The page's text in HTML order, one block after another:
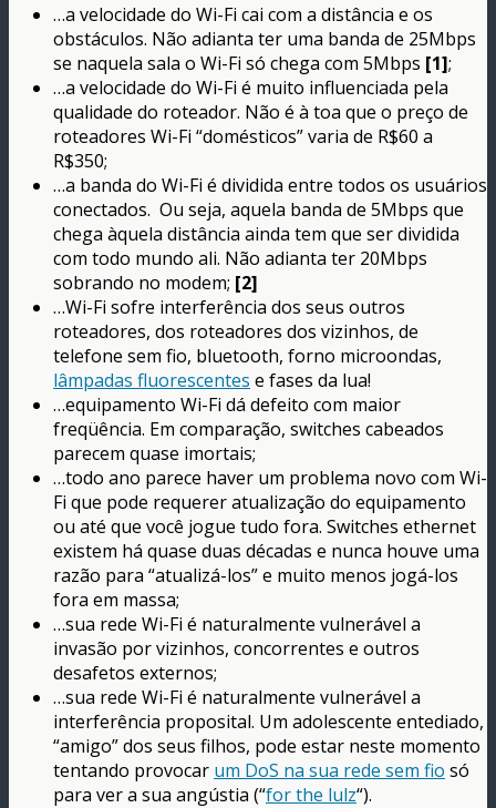
…a velocidade do Wi-Fi cai com a distância e os
obstáculos. Não adianta ter uma banda de 25Mbps
se naquela sala o Wi-Fi só chega com 5Mbps [1];
…a velocidade do Wi-Fi é muito influenciada pela
qualidade do roteador. Não é à toa que o preço de
roteadores Wi-Fi “domésticos” varia de R$60 a
R$350;
…a banda do Wi-Fi é dividida entre todos os usuários
conectados. Ou seja, aquela banda de 5Mbps que
chega àquela distância ainda tem que ser dividida
com todo mundo ali. Não adianta ter 20Mbps
sobrando no modem; [2]
…Wi-Fi sofre interferência dos seus outros
roteadores, dos roteadores dos vizinhos, de
telefone sem fio, bluetooth, forno microondas,
lâmpadas fluorescentes e fases da lua!
…equipamento Wi-Fi dá defeito com maior
freqüência. Em comparação, switches cabeados
parecem quase imortais;
…todo ano parece haver um problema novo com Wi-
Fi que pode requerer atualização do equipamento
ou até que você jogue tudo fora. Switches ethernet
existem há quase duas décadas e nunca houve uma
razão para “atualizá-los” e muito menos jogá-los
fora em massa;
…sua rede Wi-Fi é naturalmente vulnerável a
invasão por vizinhos, concorrentes e outros
desafetos externos;
…sua rede Wi-Fi é naturalmente vulnerável a
interferência proposital. Um adolescente entediado,
“amigo” dos seus filhos, pode estar neste momento
tentando provocar um DoS na sua rede sem fio só
para ver a sua angústia (“for the lulz“).